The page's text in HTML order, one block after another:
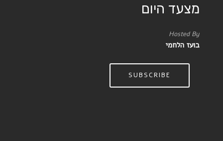
מצעד היום
Hosted By
בועז הלחמי
SUBSCRIBE